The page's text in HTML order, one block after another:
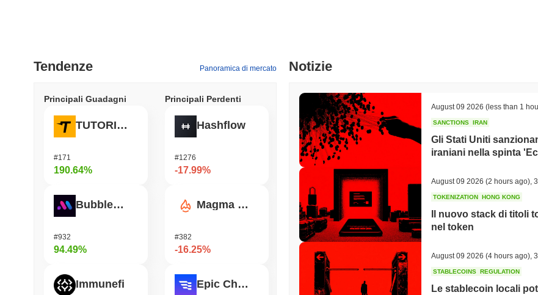
Tendenze Panoramica di mercato
Principali Guadagni
TUTORIAL
#171
190.64%
Bubblemaps
#932
94.49%
Immunefi
Principali Perdenti
Hashflow
#1276
-17.99%
Magma Finance
#382
-16.25%
Epic Chain
Notizie
August 09 2026 (less than 1
SANCTIONS IRAN
Gli Stati Uniti
iraniani nella spinta
August 09 2026 (2 hours ago)
TOKENIZATION HONG KONG
Il nuovo stack di titoli
nel token
August 09 2026 (4 hours ago)
STABLECOINS REGULATION
Le stablecoin locali